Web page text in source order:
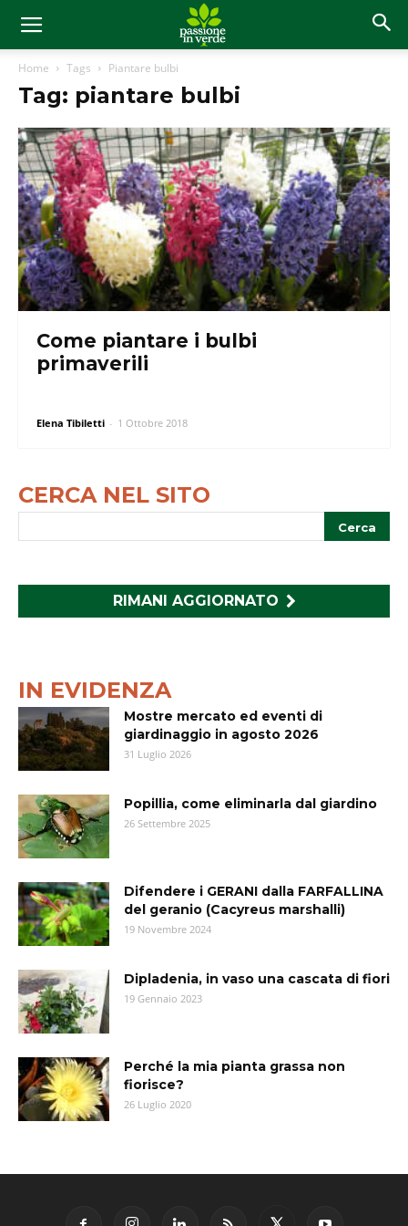
Home Tags Piantare bulbi
Tag: piantare bulbi
Come piantare i bulbi
primaverili
Elena Tibiletti - 1 Ottobre 2018
CERCA NEL SITO
RIMANI AGGIORNATO
IN EVIDENZA
Mostre mercato ed eventi di
giardinaggio in agosto 2026
31 Luglio 2026
Popillia, come eliminarla dal giardino
26 Settembre 2025
Difendere i GERANI dalla FARFALLINA
del geranio (Cacyreus marshalli)
19 Novembre 2024
Dipladenia, in vaso una cascata di fiori
19 Gennaio 2023
Perché la mia pianta grassa non
fiorisce?
26 Luglio 2020